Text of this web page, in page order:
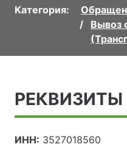
Категория:
Вывоз
РЕКВИЗИТЫ
ИНН: 3527018560